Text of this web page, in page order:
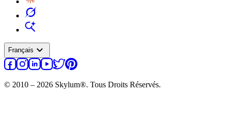
Français expand_more
© 2010 – 2026 Skylum®. Tous Droits Réservés.